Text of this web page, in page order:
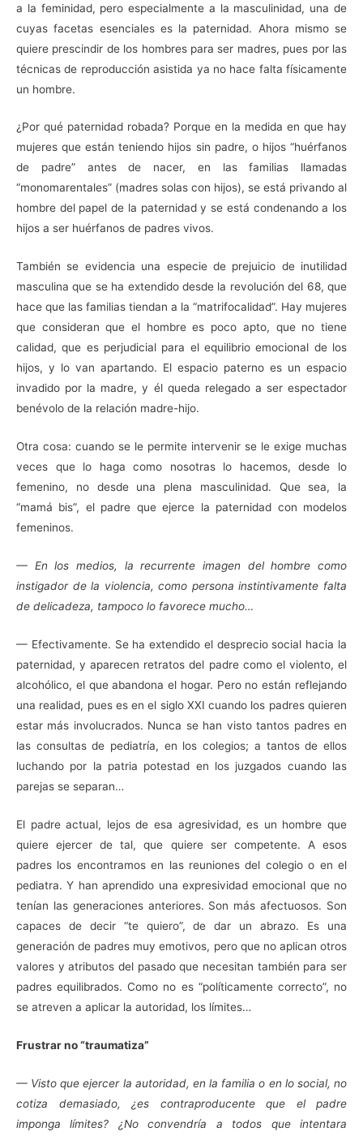
a la feminidad, pero especialmente a la masculinidad, una de
cuyas facetas esenciales es la paternidad. Ahora mismo se
quiere prescindir de los hombres para ser madres, pues por las
técnicas de reproducción asistida ya no hace falta físicamente
un hombre.
¿Por qué paternidad robada? Porque en la medida en que hay
mujeres que están teniendo hijos sin padre, o hijos “huérfanos
de padre” antes de nacer, en las familias llamadas
“monomarentales” (madres solas con hijos), se está privando al
hombre del papel de la paternidad y se está condenando a los
hijos a ser huérfanos de padres vivos.
También se evidencia una especie de prejuicio de inutilidad
masculina que se ha extendido desde la revolución del 68, que
hace que las familias tiendan a la “matrifocalidad”. Hay mujeres
que consideran que el hombre es poco apto, que no tiene
calidad, que es perjudicial para el equilibrio emocional de los
hijos, y lo van apartando. El espacio paterno es un espacio
invadido por la madre, y él queda relegado a ser espectador
benévolo de la relación madre-hijo.
Otra cosa: cuando se le permite intervenir se le exige muchas
veces que lo haga como nosotras lo hacemos, desde lo
femenino, no desde una plena masculinidad. Que sea, la
“mamá bis”, el padre que ejerce la paternidad con modelos
femeninos.
— En los medios, la recurrente imagen del hombre como
instigador de la violencia, como persona instintivamente falta
de delicadeza, tampoco lo favorece mucho…
— Efectivamente. Se ha extendido el desprecio social hacia la
paternidad, y aparecen retratos del padre como el violento, el
alcohólico, el que abandona el hogar. Pero no están reflejando
una realidad, pues es en el siglo XXI cuando los padres quieren
estar más involucrados. Nunca se han visto tantos padres en
las consultas de pediatría, en los colegios; a tantos de ellos
luchando por la patria potestad en los juzgados cuando las
parejas se separan…
El padre actual, lejos de esa agresividad, es un hombre que
quiere ejercer de tal, que quiere ser competente. A esos
padres los encontramos en las reuniones del colegio o en el
pediatra. Y han aprendido una expresividad emocional que no
tenían las generaciones anteriores. Son más afectuosos. Son
capaces de decir “te quiero”, de dar un abrazo. Es una
generación de padres muy emotivos, pero que no aplican otros
valores y atributos del pasado que necesitan también para ser
padres equilibrados. Como no es “políticamente correcto”, no
se atreven a aplicar la autoridad, los límites…
Frustrar no “traumatiza”
— Visto que ejercer la autoridad, en la familia o en lo social, no
cotiza demasiado, ¿es contraproducente que el padre
imponga límites? ¿No convendría a todos que intentara